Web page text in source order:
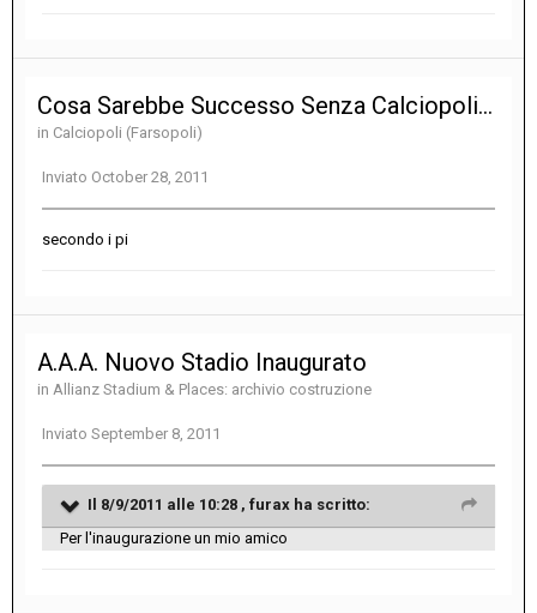
Cosa Sarebbe Successo Senza Calciopoli...
in Calciopoli (Farsopoli)
Inviato October 28, 2011
secondo i pi
A.A.A. Nuovo Stadio Inaugurato
in Allianz Stadium & Places: archivio costruzione
Inviato September 8, 2011
Il 8/9/2011 alle 10:28 , furax ha scritto:
Per l'inaugurazione un mio amico